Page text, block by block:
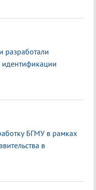
разработали
идентификации
БГМУ в рамках
в